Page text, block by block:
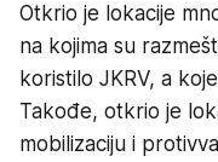
Otkrio je lokacije
na kojima su
koristilo JKRV, a
Takođe, otkrio je
mobilizaciju i